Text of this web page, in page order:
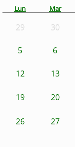
Lun Mar
29 30
5 6
12 13
19 20
26 27